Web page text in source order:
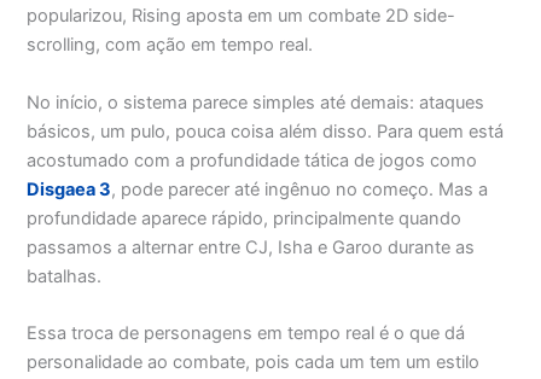
popularizou, Rising aposta em um combate 2D side-
scrolling, com ação em tempo real.
No início, o sistema parece simples até demais: ataques
básicos, um pulo, pouca coisa além disso. Para quem está
acostumado com a profundidade tática de jogos como
Disgaea 3, pode parecer até ingênuo no começo. Mas a
profundidade aparece rápido, principalmente quando
passamos a alternar entre CJ, Isha e Garoo durante as
batalhas.
Essa troca de personagens em tempo real é o que dá
personalidade ao combate, pois cada um tem um estilo